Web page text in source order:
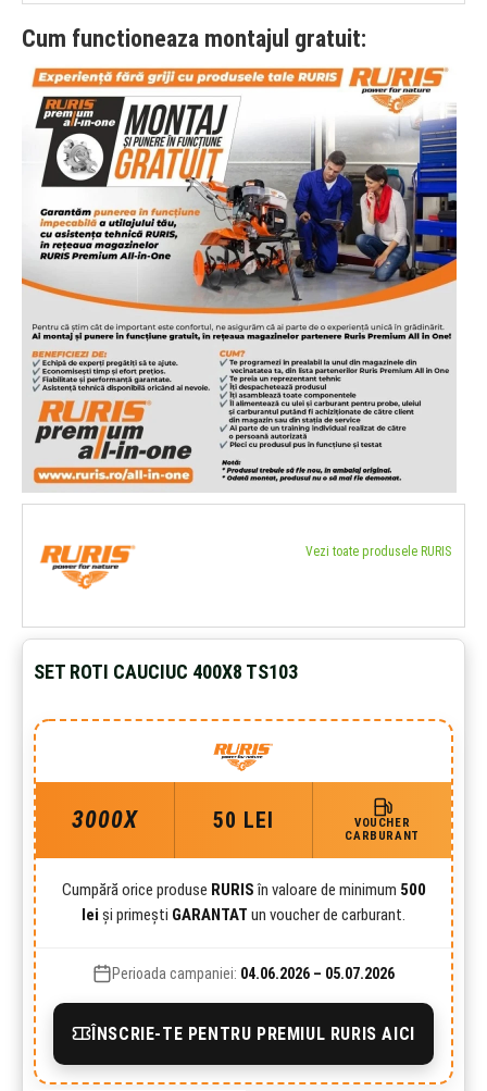
Cum functioneaza montajul gratuit:
Vezi toate produsele RURIS
SET ROTI CAUCIUC 400X8 TS103
3000X 50 LEI
VOUCHER
CARBURANT
Cumpără orice produse RURISîn valoare de minimum 500
lei și primești GARANTAT un voucher de carburant.
Perioada campaniei: 04.06.2026 – 05.07.2026
ÎNSCRIE-TE PENTRU PREMIUL RURIS AICI